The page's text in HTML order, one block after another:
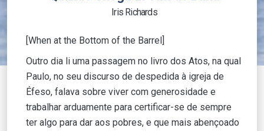
Iris Richards
[When at the Bottom of the Barrel]
Outro dia li uma passagem no livro dos Atos, na qual
Paulo, no seu discurso de despedida à igreja de
Éfeso, falava sobre viver com generosidade e
trabalhar arduamente para certificar-se de sempre
ter algo para dar aos pobres, e que mais abençoado